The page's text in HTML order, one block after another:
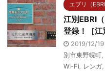
エブリ（
江別EBRI
登録！［江
2019/12/19
別市東野幌町,
Wi-Fi, レンガ,